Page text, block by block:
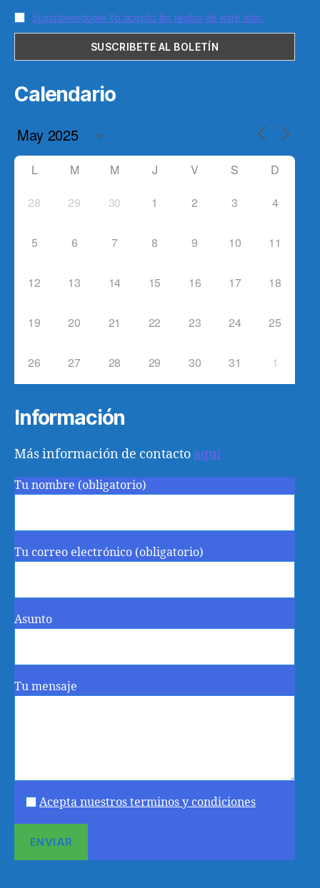
Suscribiendome Yo acepto las reglas de este sitio.
Calendario
L M M J V S D
28 29 30 1 2 3 4
5 6 7 8 9 10 11
12 13 14 15 16 17 18
19 20 21 22 23 24 25
26 27 28 29 30 31 1
Información
Más información de contacto aquí
Tu nombre (obligatorio)
Tu correo electrónico (obligatorio)
Asunto
Tu mensaje
Acepta nuestros terminos y condiciones